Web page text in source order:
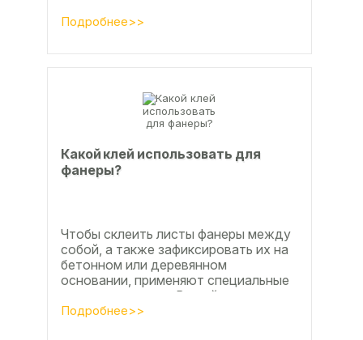
Подробнее>>
Какой клей использовать для
фанеры?
Чтобы склеить листы фанеры между
собой, а также зафиксировать их на
бетонном или деревянном
основании, применяют специальные
клеевые составы. В этой статье
расскажем, какой клей...
Подробнее>>